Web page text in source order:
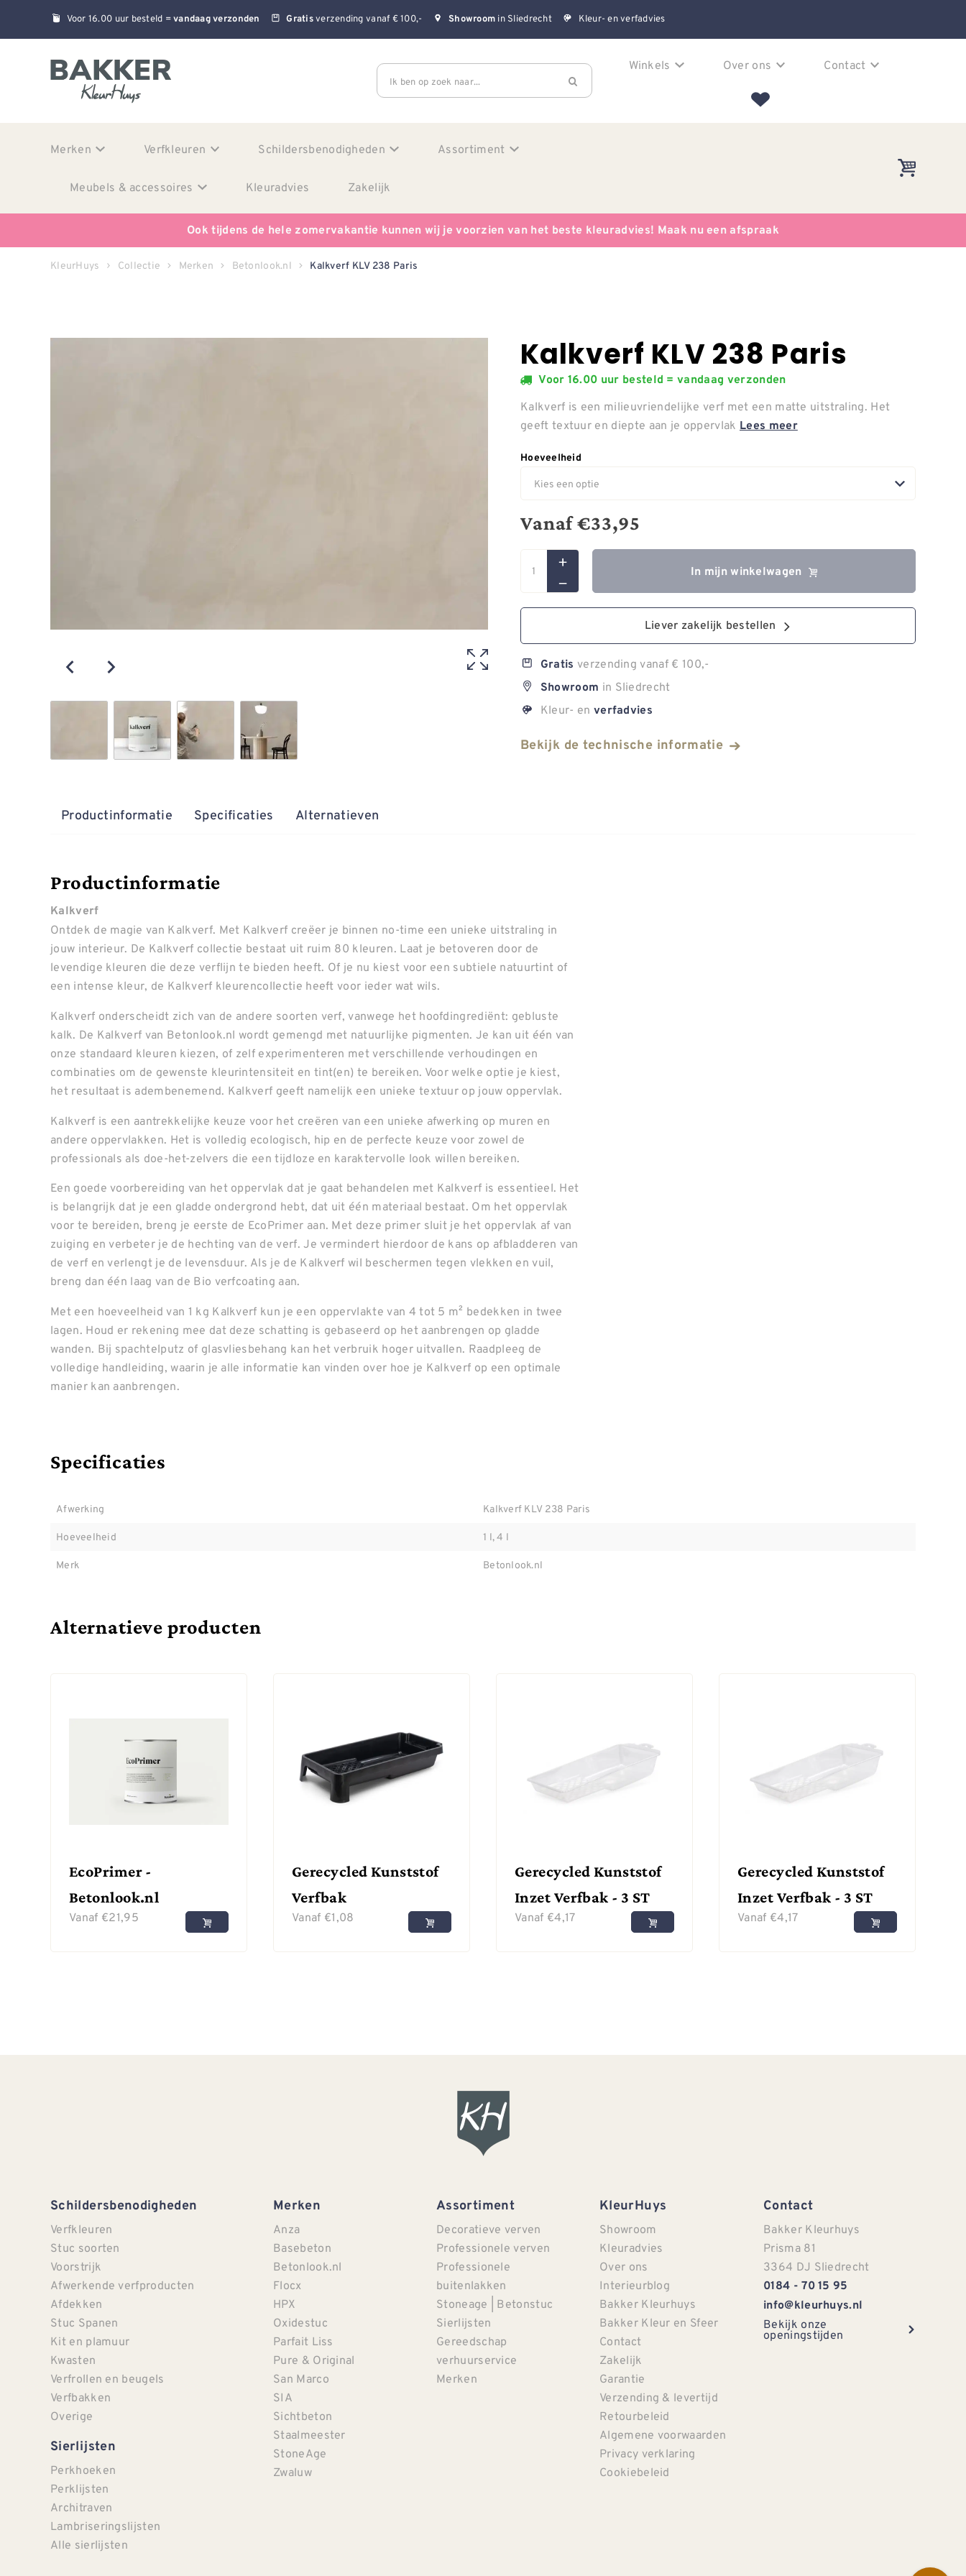
Voor 16.00 uur besteld =vandaag verzonden Gratisverzending vanaf € 100,- Showroom in Sliedrecht Kleur- en verfadvies
Ik ben op zoek naar...
Winkels Over ons Contact
Merken Verfkleuren Schildersbenodigheden Assortiment
Meubels & accessoires Kleuradvies Zakelijk
Ook tijdens de hele zomervakantie kunnen wij je voorzien van het beste kleuradvies! Maak nu een afspraak
KleurHuys Collectie Merken Betonlook.nl Kalkverf KLV 238 Paris
Kalkverf KLV 238 Paris
Voor 16.00 uur besteld = vandaag verzonden
Kalkverf is een milieuvriendelijke verf met een matte uitstraling. Het
geeft textuur en diepte aan je oppervlak Lees meer
Hoeveelheid
Vanaf€33,95
In mijn winkelwagen
Liever zakelijk bestellen
Gratis verzending vanaf € 100,-
Showroom in Sliedrecht
Kleur- en verfadvies
Bekijk de technische informatie
Productinformatie Specificaties Alternatieven
Productinformatie
Kalkverf
Ontdek de magie van Kalkverf. Met Kalkverf creëer je binnen no-time een unieke uitstraling in
jouw interieur. De Kalkverf collectie bestaat uit ruim 80 kleuren. Laat je betoveren door de
levendige kleuren die deze verflijn te bieden heeft. Of je nu kiest voor een subtiele natuurtint of
een intense kleur, de Kalkverf kleurencollectie heeft voor ieder wat wils.
Kalkverf onderscheidt zich van de andere soorten verf, vanwege het hoofdingrediënt: gebluste
kalk. De Kalkverf van Betonlook.nl wordt gemengd met natuurlijke pigmenten. Je kan uit één van
onze standaard kleuren kiezen, of zelf experimenteren met verschillende verhoudingen en
combinaties om de gewenste kleurintensiteit en tint(en) te bereiken. Voor welke optie je kiest,
het resultaat is adembenemend. Kalkverf geeft namelijk een unieke textuur op jouw oppervlak.
Kalkverf is een aantrekkelijke keuze voor het creëren van een unieke afwerking op muren en
andere oppervlakken. Het is volledig ecologisch, hip en de perfecte keuze voor zowel de
professionals als doe-het-zelvers die een tijdloze en karaktervolle look willen bereiken.
Een goede voorbereiding van het oppervlak dat je gaat behandelen met Kalkverf is essentieel. Het
is belangrijk dat je een gladde ondergrond hebt, dat uit één materiaal bestaat. Om het oppervlak
voor te bereiden, breng je eerste de EcoPrimer aan. Met deze primer sluit je het oppervlak af van
zuiging en verbeter je de hechting van de verf. Je vermindert hierdoor de kans op afbladderen van
de verf en verlengt je de levensduur. Als je de Kalkverf wil beschermen tegen vlekken en vuil,
breng dan één laag van de Bio verfcoating aan.
Met een hoeveelheid van 1 kg Kalkverf kun je een oppervlakte van 4 tot 5 m² bedekken in twee
lagen. Houd er rekening mee dat deze schatting is gebaseerd op het aanbrengen op gladde
wanden. Bij spachtelputz of glasvliesbehang kan het verbruik hoger uitvallen. Raadpleeg de
volledige handleiding, waarin je alle informatie kan vinden over hoe je Kalkverf op een optimale
manier kan aanbrengen.
Specificaties
Afwerking
Kalkverf KLV 238 Paris
Hoeveelheid
1 l, 4 l
Merk
Betonlook.nl
Alternatieve producten
EcoPrimer -
Betonlook.nl
Vanaf €21,95
Gerecycled Kunststof
Verfbak
Vanaf €1,08
Gerecycled Kunststof
Inzet Verfbak - 3 ST
Vanaf €4,17
Gerecycled Kunststof
Inzet Verfbak - 3 ST
Vanaf €4,17
Schildersbenodigheden
Verfkleuren
Stuc soorten
Voorstrijk
Afwerkende verfproducten
Afdekken
Stuc Spanen
Kit en plamuur
Kwasten
Verfrollen en beugels
Verfbakken
Overige
Sierlijsten
Perkhoeken
Perklijsten
Architraven
Lambriseringslijsten
Alle sierlijsten
Merken
Anza
Basebeton
Betonlook.nl
Flocx
HPX
Oxidestuc
Parfait Liss
Pure & Original
San Marco
SIA
Sichtbeton
Staalmeester
StoneAge
Zwaluw
Assortiment
Decoratieve verven
Professionele verven
Professionele
buitenlakken
Stoneage | Betonstuc
Sierlijsten
Gereedschap
verhuurservice
Merken
KleurHuys
Showroom
Kleuradvies
Over ons
Interieurblog
Bakker Kleurhuys
Bakker Kleur en Sfeer
Contact
Zakelijk
Garantie
Verzending & levertijd
Retourbeleid
Algemene voorwaarden
Privacy verklaring
Cookiebeleid
Contact
Bakker Kleurhuys
Prisma 81
3364 DJ Sliedrecht
0184 - 70 15 95
info@kleurhuys.nl
Bekijk onze
openingstijden